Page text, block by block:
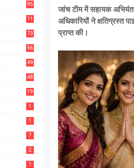
95
11
73
56
49
48
19
1
1
7
2
1
जांच टीम में सहायक
अधिकारियों ने क्षतिग्रस्त
प्राप्त की।